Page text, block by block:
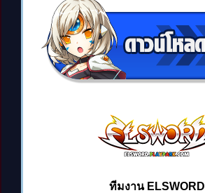
ทีมงาน ELSWORD